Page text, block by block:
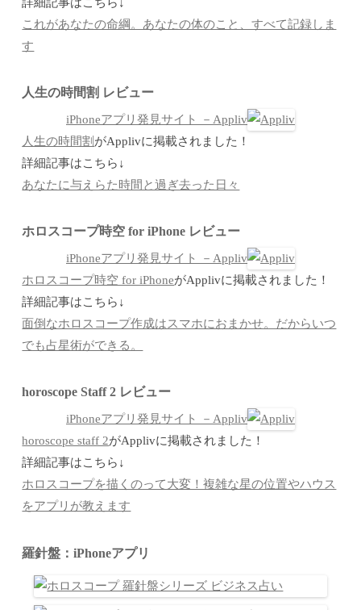
これがあなたの命綱。あなたの体のこと、すべて記録しま
す
人生の時間割 レビュー
iPhoneアプリ発見サイト －Appliv
人生の時間割 がApplivに掲載されました！
詳細記事はこちら↓
あなたに与えらた時間と過ぎ去った日々
ホロスコープ時空 for iPhone レビュー
iPhoneアプリ発見サイト －Appliv
ホロスコープ時空 for iPhoneがApplivに掲載されました！
詳細記事はこちら↓
面倒なホロスコープ作成はスマホにおまかせ。だからいつ
でも占星術ができる。
horoscope Staff 2 レビュー
iPhoneアプリ発見サイト －Appliv
horoscope staff 2がApplivに掲載されました！
詳細記事はこちら↓
ホロスコープを描くのって大変！複雑な星の位置やハウス
をアプリが教えます
羅針盤：iPhoneアプリ